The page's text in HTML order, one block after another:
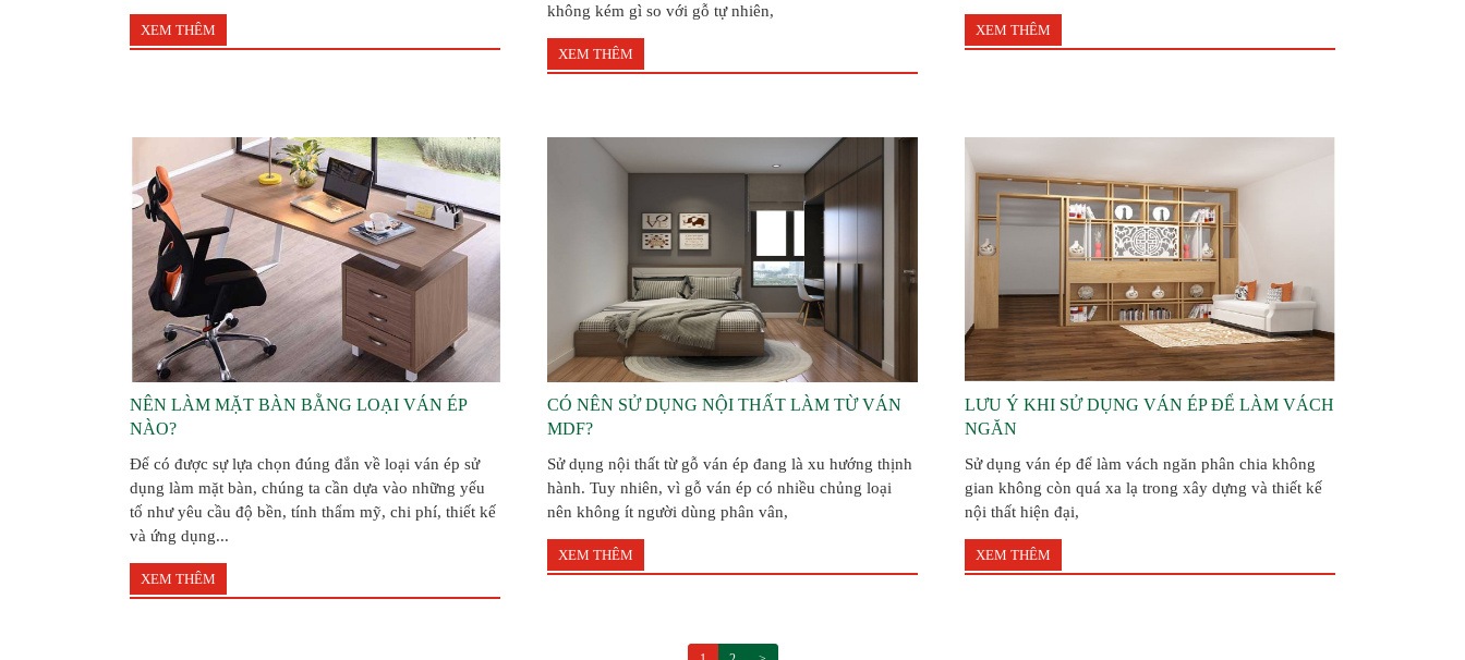
XEM THÊM
không kém gì so với gỗ tự nhiên,
XEM THÊM
XEM THÊM
NÊN LÀM MẶT BÀN BẰNG LOẠI VÁN ÉP
NÀO?
Để có được sự lựa chọn đúng đắn về loại ván ép sử
dụng làm mặt bàn, chúng ta cần dựa vào những yếu
tố như yêu cầu độ bền, tính thẩm mỹ, chi phí, thiết kế
và ứng dụng...
XEM THÊM
CÓ NÊN SỬ DỤNG NỘI THẤT LÀM TỪ VÁN
MDF?
Sử dụng nội thất từ gỗ ván ép đang là xu hướng thịnh
hành. Tuy nhiên, vì gỗ ván ép có nhiều chủng loại
nên không ít người dùng phân vân,
XEM THÊM
LƯU Ý KHI SỬ DỤNG VÁN ÉP ĐỂ LÀM VÁCH
NGĂN
Sử dụng ván ép để làm vách ngăn phân chia không
gian không còn quá xa lạ trong xây dựng và thiết kế
nội thất hiện đại,
XEM THÊM